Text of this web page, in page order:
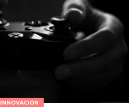
INNOVACIÓN